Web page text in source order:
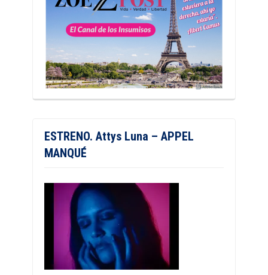
ESTRENO. Attys Luna – APPEL
MANQUÉ